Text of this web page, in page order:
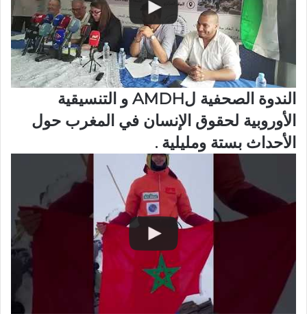
الندوة الصحفية لAMDH و التنسيقية
الأوروبية لحقوق الإنسان في المغرب حول
الأحداث بستة ومليلية .